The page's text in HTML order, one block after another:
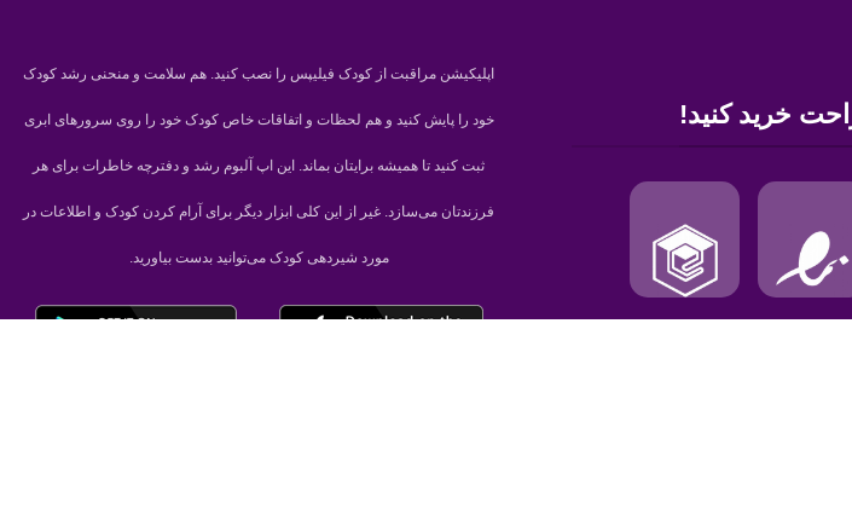
خرید کنید!
اپلیکیشن مراقبت از کودک فیلیپس را نصب کنید. هم سلامت و منحنی رشد کودک
خود را پایش کنید و هم لحظات و اتفاقات خاص کودک خود را روی سرورهای ابری
ثبت کنید تا همیشه برایتان بماند. این اپ آلبوم رشد و دفترچه خاطرات برای هر
فرزندتان می‌سازد. غیر از این کلی ابزار دیگر برای آرام کردن کودک و اطلاعات در
مورد شیردهی کودک می‌توانید بدست بیاورید.